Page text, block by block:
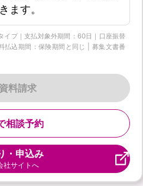
ます。
イプ｜支払対象外期間：60日｜口座振替
払込期間：保険期間と同じ | 募集文書番
相談予約
資料請求
・申込み
社サイトへ